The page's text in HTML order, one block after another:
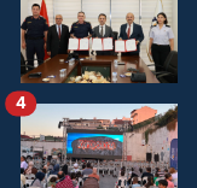
4